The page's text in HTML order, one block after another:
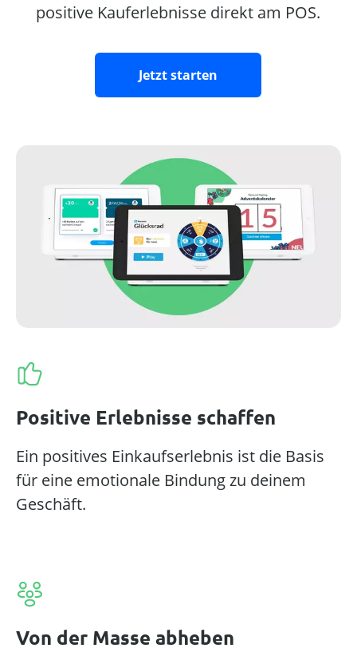
positive Kauferlebnisse direkt am POS.
Jetzt starten
Positive Erlebnisse schaffen
Ein positives Einkaufserlebnis ist die Basis
für eine emotionale Bindung zu deinem
Geschäft.
Von der Masse abheben